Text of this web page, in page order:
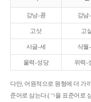
강낭-콩 강남
고삿 고
사글-세 삭월-
울력-성당 위력-
다만, 어원적으로 원형에 더 가
준어로 삼는다.(ㄱ을 표준어로